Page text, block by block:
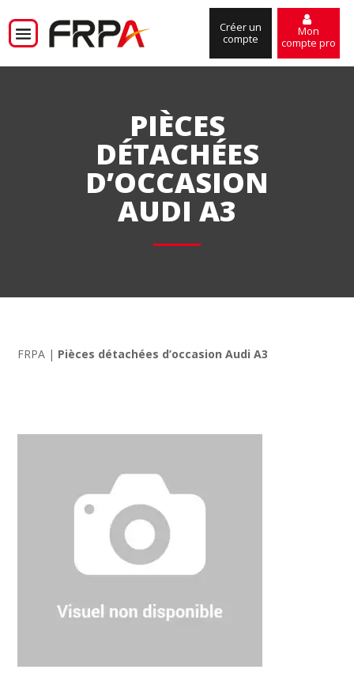
Créer un
compte
Mon
compte pro
PIÈCES
DÉTACHÉES
D’OCCASION
AUDI A3
FRPA | Pièces détachées d’occasion Audi A3